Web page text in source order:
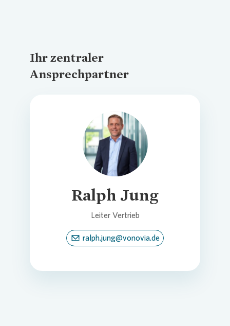
Ihr zentraler
Ansprechpartner
Loading...
Ralph Jung
Leiter Vertrieb
ralph.jung@vonovia.de